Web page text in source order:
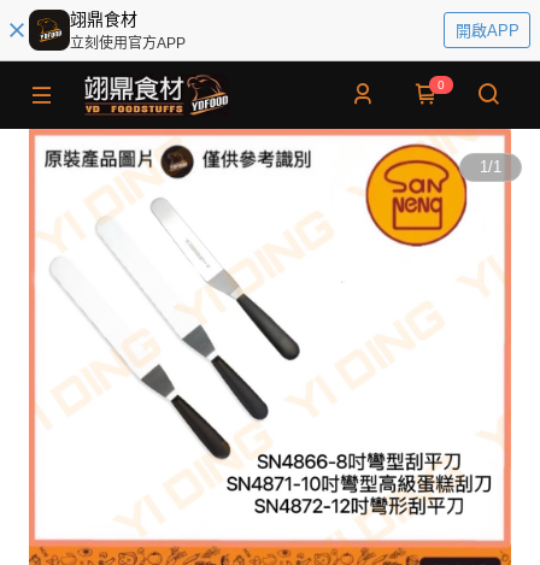
翊鼎食材
立刻使用官方APP
開啟APP
0
1/1